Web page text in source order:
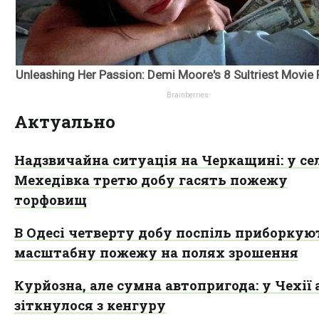
Актуально
Надзвичайна ситуація на Черкащині: у
Мехедівка третю добу гасять пожежу
торфовищ
В Одесі четверту добу поспіль
масштабну пожежу на полях зрошення
Курйозна, але сумна автопригода: у Чехії
зіткнулося з кенгуру